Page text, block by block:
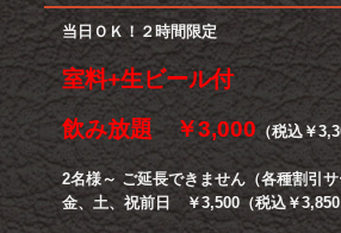
当日ＯＫ！２時間限定
室料+生ビール付
飲み放題 ￥3,000 （税込￥
2名様～ ご延長できません（各種割引
金、土、祝前日 ￥3,500（税込￥3,850